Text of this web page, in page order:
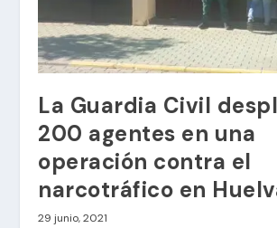
La Guardia Civil
200 agentes en una
operación contra el
narcotráfico en
29 junio, 2021